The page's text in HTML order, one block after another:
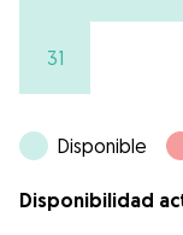
31
Disponible
Disponibilidad